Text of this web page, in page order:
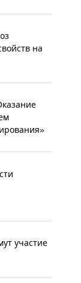
на
участие